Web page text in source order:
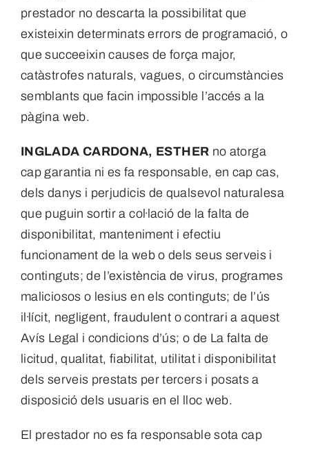
prestador no descarta la possibilitat que
existeixin determinats errors de programació, o
que succeeixin causes de força major,
catàstrofes naturals, vagues, o circumstàncies
semblants que facin impossible l’accés a la
pàgina web.
INGLADA CARDONA, ESTHER no atorga
cap garantia ni es fa responsable, en cap cas,
dels danys i perjudicis de qualsevol naturalesa
que puguin sortir a col·lació de la falta de
disponibilitat, manteniment i efectiu
funcionament de la web o dels seus serveis i
continguts; de l’existència de virus, programes
maliciosos o lesius en els continguts; de l’ús
il·lícit, negligent, fraudulent o contrari a aquest
Avís Legal i condicions d’ús; o de La falta de
licitud, qualitat, fiabilitat, utilitat i disponibilitat
dels serveis prestats per tercers i posats a
disposició dels usuaris en el lloc web.
El prestador no es fa responsable sota cap